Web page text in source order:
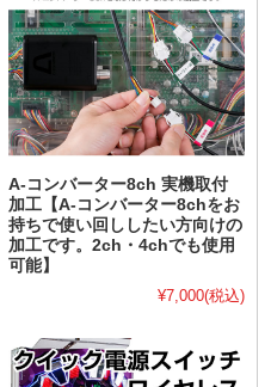
A-コンバーター8ch 実機取付
加工【A-コンバーター8chをお
持ちで使い回ししたい方向けの
加工です。2ch・4chでも使用
可能】
¥7,000(税込)